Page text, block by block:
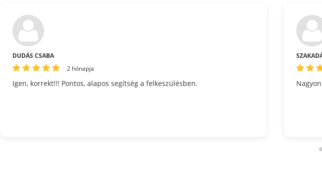
DUDÁS CSABA
2 hónapja
Igen, korrekt!!! Pontos, alapos segítség a felkeszülésben.